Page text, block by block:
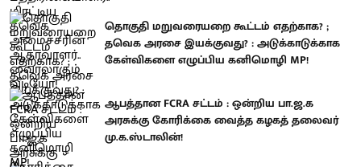
தொகுதி மறுவரையறை கூட்டம் எதற்காக? ;
தவெக அரசை இயக்குவது? : அடுக்காடுக்காக
கேள்விகளை எழுப்பிய கனிமொழி MP!
ஆபத்தான FCRA சட்டம் : ஒன்றிய பா.ஜ.க
அரசுக்கு கோரிக்கை வைத்த கழகத் தலைவர்
மு.க.ஸ்டாலின்!